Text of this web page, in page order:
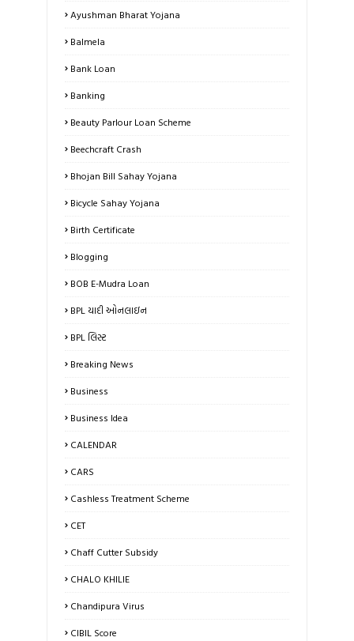
Ayushman Bharat Yojana
Balmela
Bank Loan
Banking
Beauty Parlour Loan Scheme
Beechcraft Crash
Bhojan Bill Sahay Yojana
Bicycle Sahay Yojana
Birth Certificate
Blogging
BOB E-Mudra Loan
BPL યાદી ઓનલાઇન
BPL લિસ્ટ
Breaking News
Business
Business Idea
CALENDAR
CARS
Cashless Treatment Scheme
CET
Chaff Cutter Subsidy
CHALO KHILIE
Chandipura Virus
CIBIL Score